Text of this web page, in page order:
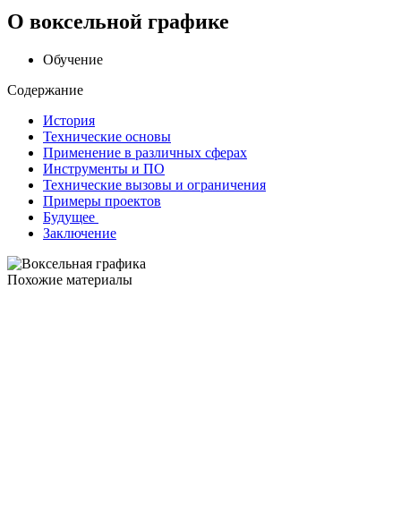
О воксельной графике
Обучение
Содержание
История
Технические основы
Применение в различных сферах
Инструменты и ПО
Технические вызовы и ограничения
Примеры проектов
Будущее
Заключение
Похожие материалы